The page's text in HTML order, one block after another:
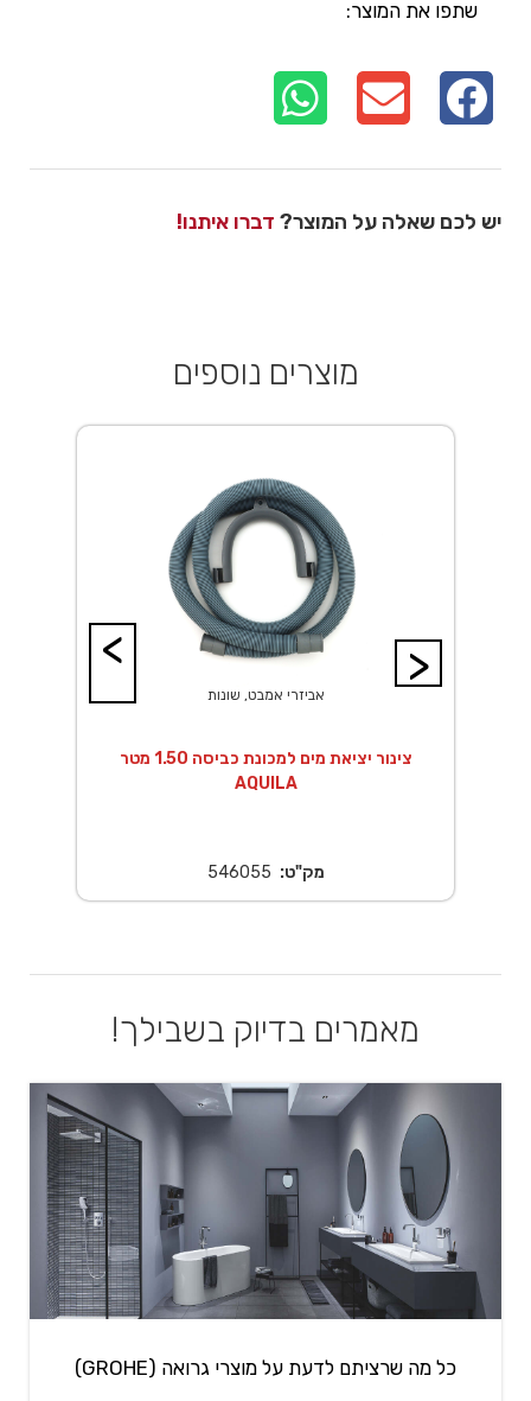
שתפו את המוצר:
יש לכם שאלה על המוצר? דברו איתנו!
מוצרים נוספים
>
אביזרי אמבט, שונות
צינור יציאת מים למכונת כביסה 1.50 מטר
AQUILA
מק"ט: 546055
<
מאמרים בדיוק בשבילך!
כל מה שרציתם לדעת על מוצרי גרואה (GROHE)